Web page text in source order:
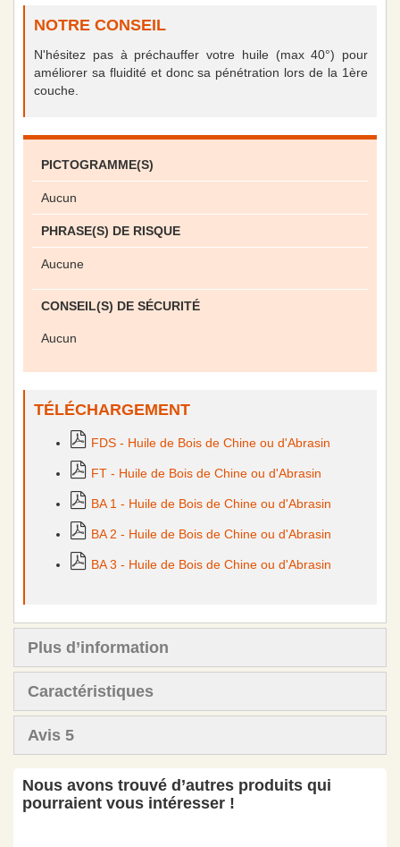
NOTRE CONSEIL
N'hésitez pas à préchauffer votre huile (max 40°) pour
améliorer sa fluidité et donc sa pénétration lors de la 1ère
couche.
PICTOGRAMME(S)
Aucun
PHRASE(S) DE RISQUE
Aucune
CONSEIL(S) DE SÉCURITÉ
Aucun
TÉLÉCHARGEMENT
FDS - Huile de Bois de Chine ou d'Abrasin
FT - Huile de Bois de Chine ou d'Abrasin
BA 1 - Huile de Bois de Chine ou d'Abrasin
BA 2 - Huile de Bois de Chine ou d'Abrasin
BA 3 - Huile de Bois de Chine ou d'Abrasin
Plus d’information
Caractéristiques
Avis 5
Nous avons trouvé d’autres produits qui
pourraient vous intéresser !